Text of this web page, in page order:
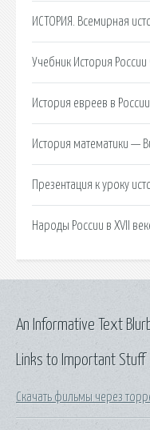
ИСТОРИЯ. Всемирная
Учебник История России
История евреев в
История математики —
Презентация к уроку
Народы России в XVII
Links to Important Stuff
Скачать фильмы через
An Informative Text